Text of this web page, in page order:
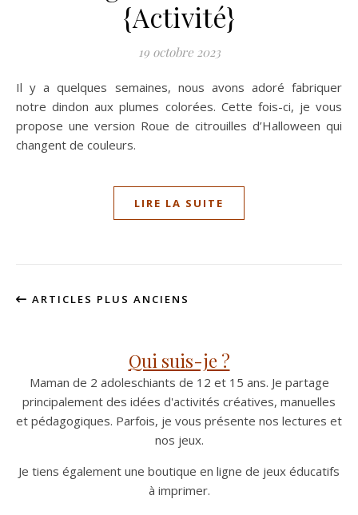
{Activité}
19 octobre 2023
Il y a quelques semaines, nous avons adoré fabriquer
notre dindon aux plumes colorées. Cette fois-ci, je vous
propose une version Roue de citrouilles d’Halloween qui
changent de couleurs.
LIRE LA SUITE
ARTICLES PLUS ANCIENS
Qui suis-je ?
Maman de 2 adoleschiants de 12 et 15 ans. Je partage
principalement des idées d'activités créatives, manuelles
et pédagogiques. Parfois, je vous présente nos lectures et
nos jeux.
Je tiens également une boutique en ligne de jeux éducatifs
à imprimer.